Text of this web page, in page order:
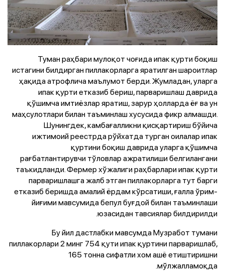
Туман раҳбари мулоқот чоғида ипак қурти боқиш
истагини билдирган пиллакорларга яратилган шароитлар
ҳақида атрофлича маълумот берди. Жумладан, уларга
ипак қурти етказиб бериш, парваришлаш даврида
қўшимча имтиёзлар яратиш, зарур ҳолларда ёғ ва ун
маҳсулотлари билан таъминлаш хусусида фикр алмашди.
Шунингдек, камбағалликни қисқартириш бўйича
ижтимоий реестрда рўйхатда турган оилалар ипак
қуртини боқиш даврида уларга қўшимча
рағбатлантирувчи тўловлар ажратилиши белгилангани
таъкидланди. Фермер хўжалиги раҳбарлари ипак қурти
парваришлашга жалб этган пиллакорларга тут барги
етказиб беришда амалий ёрдам кўрсатиши, ғалла ўрим-
йиғими мавсумида бепул буғдой билан таъминлаши
юзасидан тавсиялар билдирилди.
Бу йил дастлабки мавсумда Музработ тумани
пиллакорлари 2 минг 754 қути ипак қуртини парваришлаб,
165 тонна сифатли хом ашё етиштиришни
мўлжалламоқда.